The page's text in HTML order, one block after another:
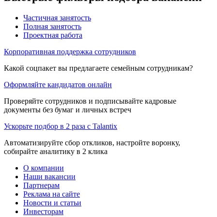
Частичная занятость
Полная занятость
Проектная работа
Корпоративная поддержка сотрудников
Какой соцпакет вы предлагаете семейным сотрудникам?
Оформляйте кандидатов онлайн
Проверяйте сотрудников и подписывайте кадровые
документы без бумаг и личных встреч
Ускорьте подбор в 2 раза с Talantix
Автоматизируйте сбор откликов, настройте воронку,
собирайте аналитику в 2 клика
О компании
Наши вакансии
Партнерам
Реклама на сайте
Новости и статьи
Инвесторам